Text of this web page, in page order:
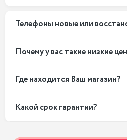
Телефоны новые или
Почему у вас такие низкие
Где находится Ваш магазин?
Какой срок гарантии?